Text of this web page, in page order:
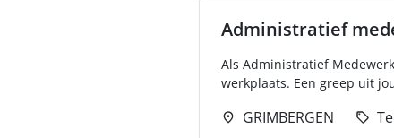
Administratief
Als Administratief
werkplaats. Een greep uit
GRIMBERGEN